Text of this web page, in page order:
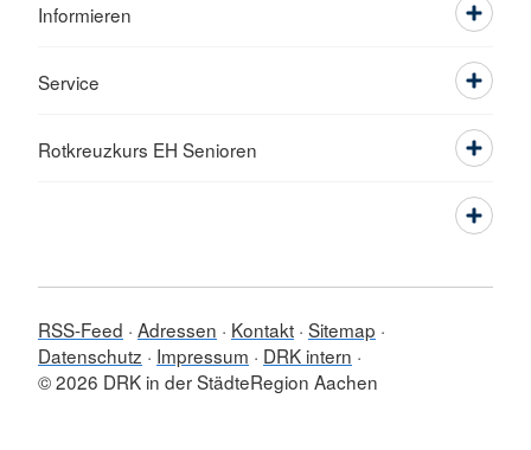
Informieren
Service
Rotkreuzkurs EH Senioren
RSS-Feed Adressen Kontakt Sitemap
Datenschutz
Impressum
DRK intern
© 2026 DRK in der StädteRegion Aachen